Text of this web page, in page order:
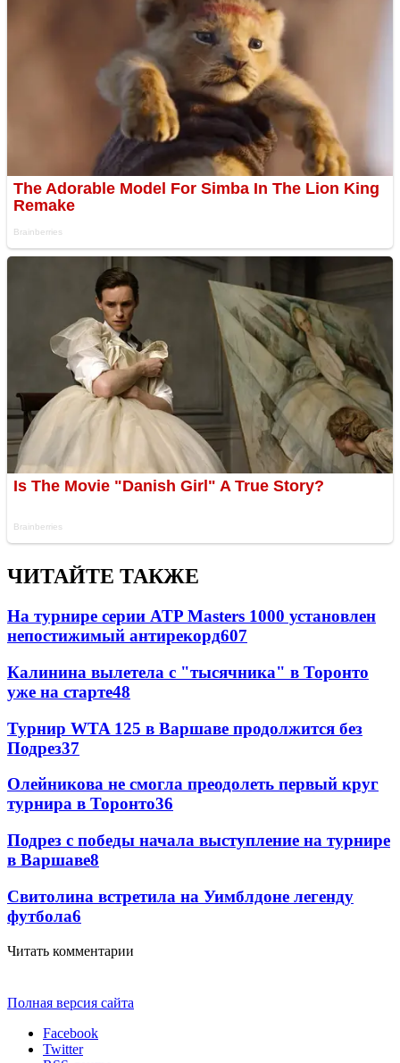
ЧИТАЙТЕ ТАКЖЕ
На турнире серии ATP Masters 1000 установлен
непостижимый антирекорд607
Калинина вылетела с "тысячника" в Торонто
уже на старте48
Турнир WTA 125 в Варшаве продолжится без
Подрез37
Олейникова не смогла преодолеть первый круг
турнира в Торонто36
Подрез с победы начала выступление на турнире
в Варшаве8
Свитолина встретила на Уимблдоне легенду
футбола6
Читать комментарии
Полная версия сайта
Facebook
Twitter